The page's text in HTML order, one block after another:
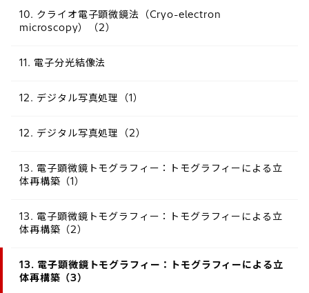
10. クライオ電子顕微鏡法（Cryo-electron
microscopy）（2）
11. 電子分光結像法
12. デジタル写真処理（1）
12. デジタル写真処理（2）
13. 電子顕微鏡トモグラフィー：トモグラフィーによる立
体再構築（1）
13. 電子顕微鏡トモグラフィー：トモグラフィーによる立
体再構築（2）
13. 電子顕微鏡トモグラフィー：トモグラフィーによる立
体再構築（3）